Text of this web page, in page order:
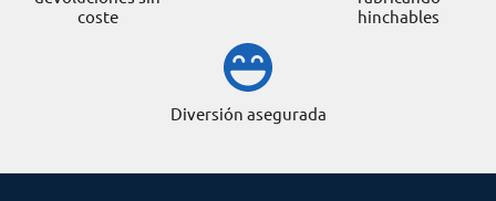
coste
hinchables
Diversión asegurada